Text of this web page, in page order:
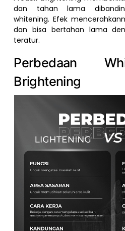
dan tahan lama
whitening. Efek
dan bisa bertahan lama
teratur.
Perbedaan
Brightening